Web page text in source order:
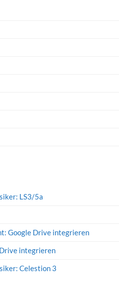
LS3/5a
Google Drive integrieren
integrieren
Celestion 3